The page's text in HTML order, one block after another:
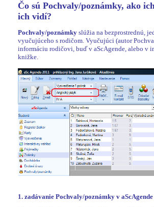
Čo sú Pochvaly/poznámky, ako
ich vidí?
Pochvaly/poznámky slúžia na bezprostrednú,
vyučujúceho s rodičom. Vyučujúci (autor
informáciu rodičovi, buď v aScAgende, alebo v
knižke.
1. zadávanie Pochvaly/poznámky v aScAgende